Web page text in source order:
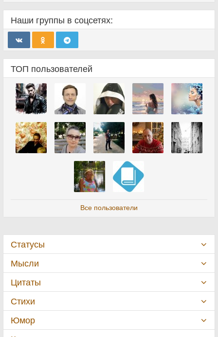
Наши группы в соцсетях:
ТОП пользователей
Все пользователи
Статусы
Мысли
Цитаты
Стихи
Юмор